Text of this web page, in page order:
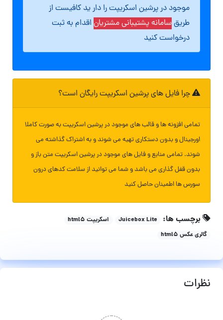
موجود در پرشین اسکریپت را دار ید کافیست از
طریقسامانه پشتیبانی مشتریان اقدام به ثبت
درخواست کنید
چرا فایل های پرشین اسکریپت رایگان است؟
تمامی افزونه ها و قالب های موجود در پرشین اسکریپت به صورت کاملا
اورجینال و بدون دستکاری تهیه می شوند و به اشتراک گذاشته می
شوند. تمامی منابع و فایل های موجود در پرشین اسکریپت متن باز و
بدون قفل گذاری می باشد و شما می توانید از سلامت کدهای درون
سورس ها اطمینان حاصل کنید
برچسب ها: Juicebox Lite
اسکریپت html5
گالری عکس html5
نظرات